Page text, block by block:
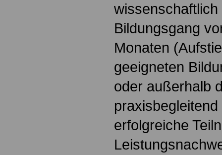
Bildungsgang
Monaten
geeigneten
oder außerhalb
erfolgreiche